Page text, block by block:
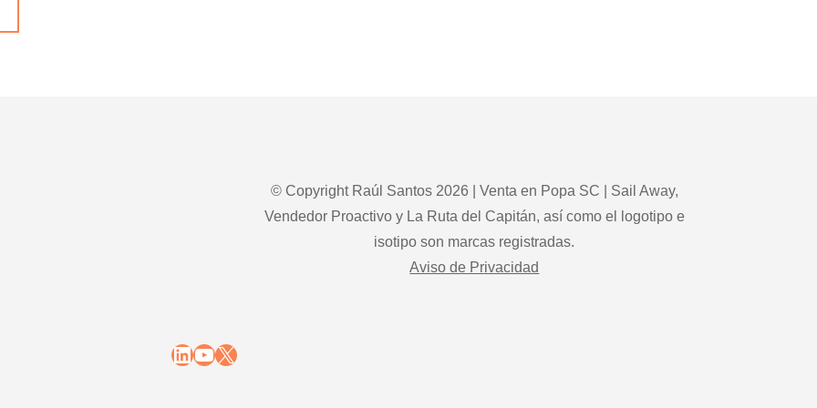
© Copyright Raúl Santos 2026 | Venta en Popa SC | Sail Away,
Vendedor Proactivo y La Ruta del Capitán, así como el logotipo e
isotipo son marcas registradas.
Aviso de Privacidad
LinkedIn
YouTube
X